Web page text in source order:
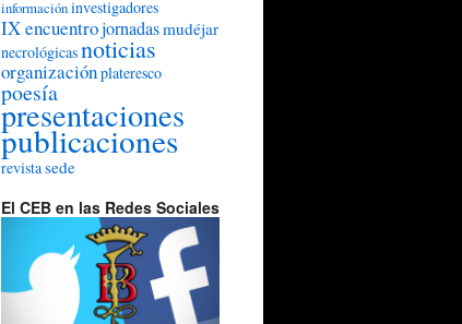
informacióninvestigadores
IX encuentrojornadasmudéjar
necrológicasnoticias
organizaciónplateresco
poesía
presentaciones
publicaciones
revistasede
El CEB en las Redes Sociales